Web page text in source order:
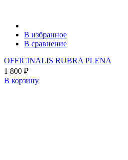
В избранное
В сравнение
OFFICINALIS RUBRA PLENA
1 800 ₽
В корзину